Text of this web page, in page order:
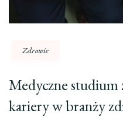
Zdrowie
Medyczne studium
kariery w branży